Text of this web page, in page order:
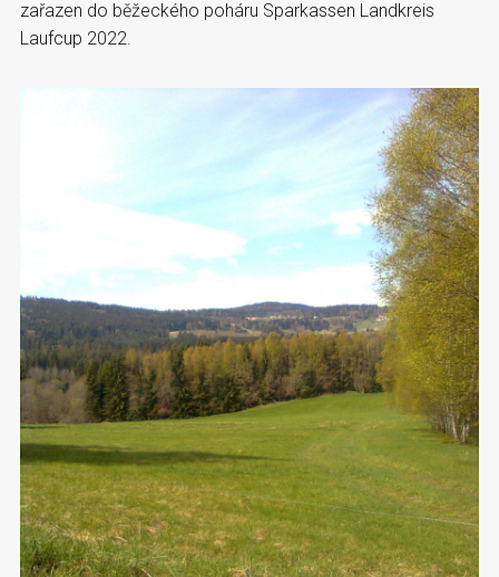
zařazen do běžeckého poháru Sparkassen Landkreis
Laufcup 2022.